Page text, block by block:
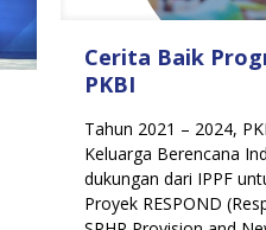
Cerita Baik
PKBI
Tahun 2021 – 2024,
Keluarga Berencana
dukungan dari IPPF
Proyek RESPOND